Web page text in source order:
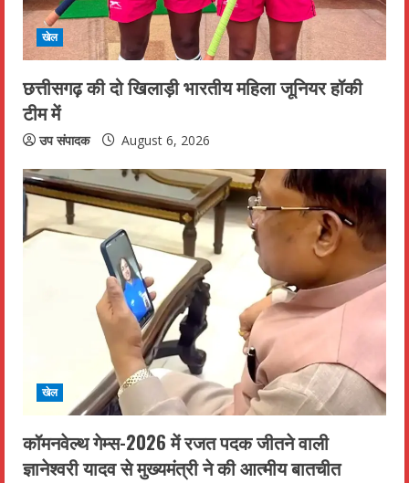
i
n
g
खेल
छत्तीसगढ़ की दो खिलाड़ी भारतीय महिला जूनियर हॉकी
टीम में
उप संपादक August 6, 2026
खेल
कॉमनवेल्थ गेम्स-2026 में रजत पदक जीतने वाली
ज्ञानेश्वरी यादव से मुख्यमंत्री ने की आत्मीय बातचीत